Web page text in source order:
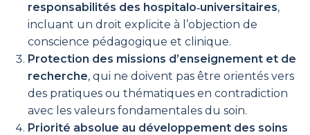
responsabilités des hospitalo‑universitaires,
incluant un droit explicite à l’objection de
conscience pédagogique et clinique.
Protection des missions d’enseignement et de
recherche, qui ne doivent pas être orientés vers
des pratiques ou thématiques en contradiction
avec les valeurs fondamentales du soin.
Priorité absolue au développement des soins